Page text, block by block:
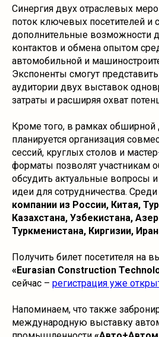
Синергия двух отраслевых
поток ключевых посетителей и
дополнительные возможности
контактов и обмена опытом
автомобильной и
Экспоненты смогут
аудитории двух выставок
затраты и расширяя охват
Кроме того, в рамках
планируется организация
сессий, круглых столов и
форматы позволят участникам
обсудить актуальные вопросы
идеи для сотрудничества.
компании из России, Китая,
Казахстана, Узбекистана,
Туркменистана, Киргизии,
Получить билет посетителя на
«Eurasian Construction
сейчас – регистрация уже
Напоминаем, что также
международную выставку